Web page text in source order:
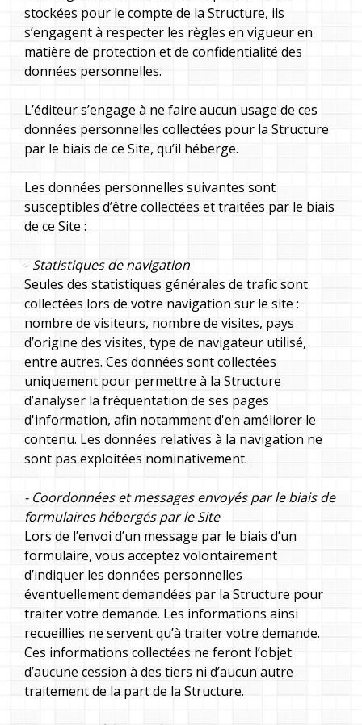
stockées pour le compte de la Structure, ils
s’engagent à respecter les règles en vigueur en
matière de protection et de confidentialité des
données personnelles.
L’éditeur s’engage à ne faire aucun usage de ces
données personnelles collectées pour la Structure
par le biais de ce Site, qu’il héberge.
Les données personnelles suivantes sont
susceptibles d’être collectées et traitées par le biais
de ce Site :
- Statistiques de navigation
Seules des statistiques générales de trafic sont
collectées lors de votre navigation sur le site :
nombre de visiteurs, nombre de visites, pays
d’origine des visites, type de navigateur utilisé,
entre autres. Ces données sont collectées
uniquement pour permettre à la Structure
d’analyser la fréquentation de ses pages
d'information, afin notamment d'en améliorer le
contenu. Les données relatives à la navigation ne
sont pas exploitées nominativement.
- Coordonnées et messages envoyés par le biais de
formulaires hébergés par le Site
Lors de l’envoi d’un message par le biais d’un
formulaire, vous acceptez volontairement
d’indiquer les données personnelles
éventuellement demandées par la Structure pour
traiter votre demande. Les informations ainsi
recueillies ne servent qu’à traiter votre demande.
Ces informations collectées ne feront l’objet
d’aucune cession à des tiers ni d’aucun autre
traitement de la part de la Structure.